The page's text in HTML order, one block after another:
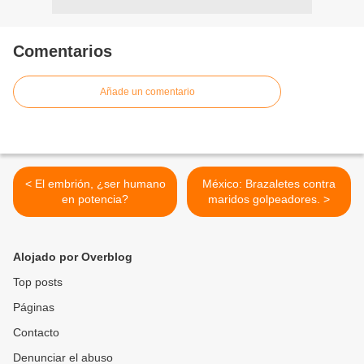
Comentarios
Añade un comentario
< El embrión, ¿ser humano
en potencia?
México: Brazaletes contra
maridos golpeadores. >
Alojado por Overblog
Top posts
Páginas
Contacto
Denunciar el abuso